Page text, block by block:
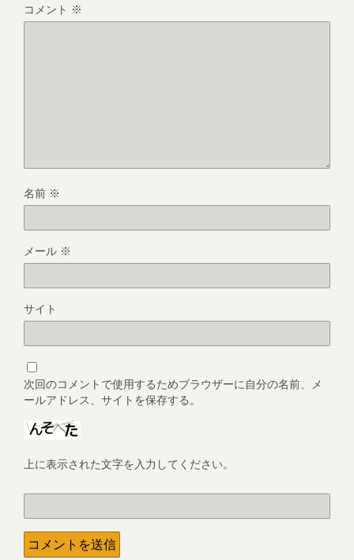
コメント ※
名前 ※
メール ※
サイト
次回のコメントで使用するためブラウザーに自分の名前、メ
ールアドレス、サイトを保存する。
上に表示された文字を入力してください。